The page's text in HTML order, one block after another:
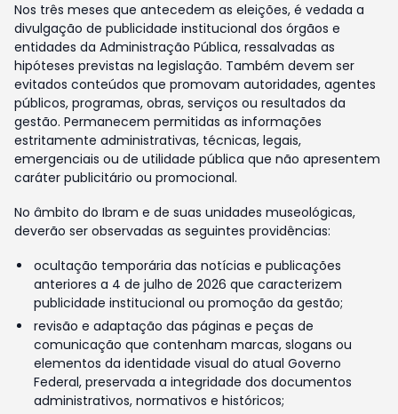
Nos três meses que antecedem as eleições, é vedada a
divulgação de publicidade institucional dos órgãos e
entidades da Administração Pública, ressalvadas as
hipóteses previstas na legislação. Também devem ser
evitados conteúdos que promovam autoridades, agentes
públicos, programas, obras, serviços ou resultados da
gestão. Permanecem permitidas as informações
estritamente administrativas, técnicas, legais,
emergenciais ou de utilidade pública que não apresentem
caráter publicitário ou promocional.
No âmbito do Ibram e de suas unidades museológicas,
deverão ser observadas as seguintes providências:
ocultação temporária das notícias e publicações
anteriores a 4 de julho de 2026 que caracterizem
publicidade institucional ou promoção da gestão;
revisão e adaptação das páginas e peças de
comunicação que contenham marcas, slogans ou
elementos da identidade visual do atual Governo
Federal, preservada a integridade dos documentos
administrativos, normativos e históricos;